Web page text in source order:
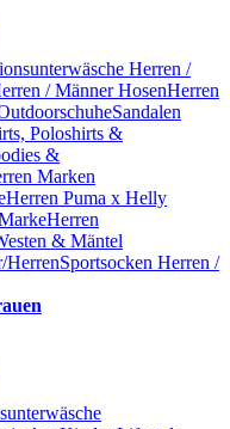
Herren /
/ Männer HosenHerren
Sandalen
Poloshirts &
&
Marken
Herren Puma x Helly
Herren
& Mäntel
HerrenSportsocken Herren /